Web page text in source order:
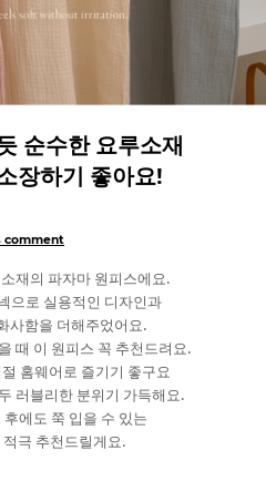
순수한 요루소재
장하기 좋아요!
comment
재의 파자마 원피스에요.
으로 실용적인 디자인과
사함을 더해주었어요.
때 이 원피스 꼭 추천드려요.
홈웨어로 즐기기 좋구요
러블리한 분위기 가득해요.
에도 쭉 입을 수 있는
극 추천드릴게요.